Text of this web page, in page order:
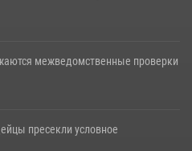
межведомственные проверки
пресекли условное